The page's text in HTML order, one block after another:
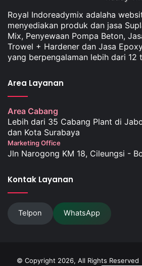
Royal Indoreadymix adalaha
menyediakan produk dan jasa
Mix, Penyewaan Pompa Beton,
Trowel + Hardener dan Jasa
yang berpengalaman lebih dari 12
Area Layanan
Area Cabang
Lebih dari 35 Cabang Plant di
dan Kota Surabaya
Marketing Office
Jln Narogong KM 18, Cileungsi -
Kontak Layanan
Telpon WhatsApp
© Copyright 2026, All Rights